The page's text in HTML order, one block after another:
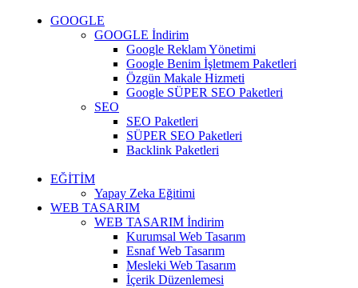
GOOGLE
GOOGLE İndirim
Google Reklam Yönetimi
Google Benim İşletmem Paketleri
Özgün Makale Hizmeti
Google SÜPER SEO Paketleri
SEO
SEO Paketleri
SÜPER SEO Paketleri
Backlink Paketleri
EĞİTİM
Yapay Zeka Eğitimi
WEB TASARIM
WEB TASARIM İndirim
Kurumsal Web Tasarım
Esnaf Web Tasarım
Mesleki Web Tasarım
İçerik Düzenlemesi